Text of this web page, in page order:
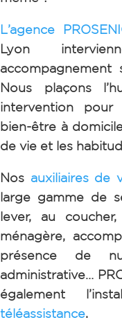
L’agence
Lyon
Nous plaçons
intervention
bien-être à
de vie et les
Nos auxiliaires de
large gamme de
lever, au coucher,
ménagère,
présence de
administrative…
également
téléassistance.